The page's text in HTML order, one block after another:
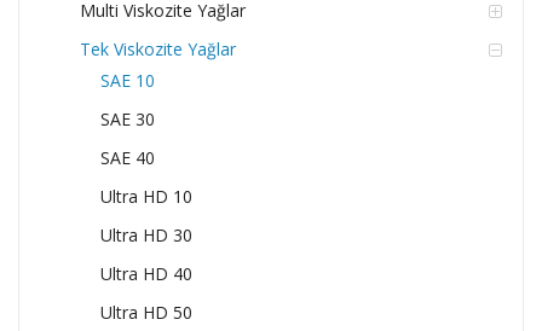
Multi Viskozite Yağlar
Tek Viskozite Yağlar
SAE 10
SAE 30
SAE 40
Ultra HD 10
Ultra HD 30
Ultra HD 40
Ultra HD 50